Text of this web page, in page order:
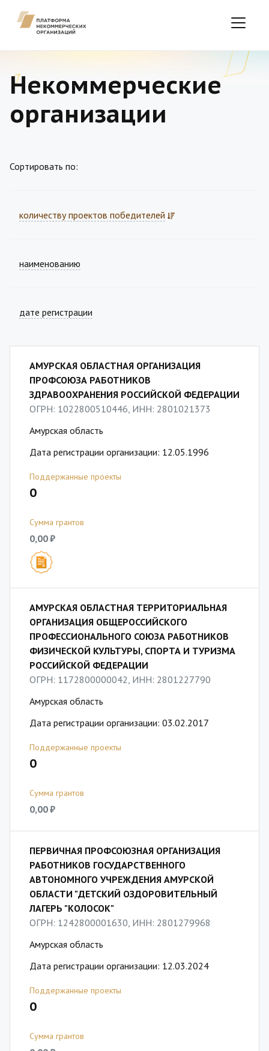
Некоммерческие
организации
Сортировать по:
количеству проектов победителей
наименованию
дате регистрации
АМУРСКАЯ ОБЛАСТНАЯ ОРГАНИЗАЦИЯ
ПРОФСОЮЗА РАБОТНИКОВ
ЗДРАВООХРАНЕНИЯ РОССИЙСКОЙ ФЕДЕРАЦИИ
ОГРН: 1022800510446, ИНН: 2801021373
Амурская область
Дата регистрации организации: 12.05.1996
Поддержанные проекты
0
Сумма грантов
0,00 ₽
АМУРСКАЯ ОБЛАСТНАЯ ТЕРРИТОРИАЛЬНАЯ
ОРГАНИЗАЦИЯ ОБЩЕРОССИЙСКОГО
ПРОФЕССИОНАЛЬНОГО СОЮЗА РАБОТНИКОВ
ФИЗИЧЕСКОЙ КУЛЬТУРЫ, СПОРТА И ТУРИЗМА
РОССИЙСКОЙ ФЕДЕРАЦИИ
ОГРН: 1172800000042, ИНН: 2801227790
Амурская область
Дата регистрации организации: 03.02.2017
Поддержанные проекты
0
Сумма грантов
0,00 ₽
ПЕРВИЧНАЯ ПРОФСОЮЗНАЯ ОРГАНИЗАЦИЯ
РАБОТНИКОВ ГОСУДАРСТВЕННОГО
АВТОНОМНОГО УЧРЕЖДЕНИЯ АМУРСКОЙ
ОБЛАСТИ "ДЕТСКИЙ ОЗДОРОВИТЕЛЬНЫЙ
ЛАГЕРЬ "КОЛОСОК"
ОГРН: 1242800001630, ИНН: 2801279968
Амурская область
Дата регистрации организации: 12.03.2024
Поддержанные проекты
0
Сумма грантов